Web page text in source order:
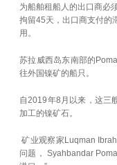
为船舶租船人的出口商必
拘留45天，出口商支付的
用。
苏拉威西岛东南部的
往外国镍矿的船只。
自2019年8月以来，这三
加工的镍矿石。
矿业观察家Luqman
问题， Syahbandar